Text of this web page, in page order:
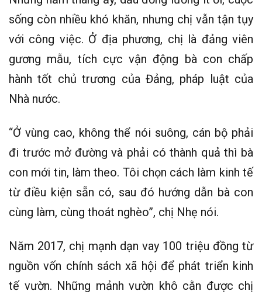
sống còn nhiều khó khăn, nhưng chị vẫn tận tụy
với công việc. Ở địa phương, chị là đảng viên
gương mẫu, tích cực vận động bà con chấp
hành tốt chủ trương của Đảng, pháp luật của
Nhà nước.
“Ở vùng cao, không thể nói suông, cán bộ phải
đi trước mở đường và phải có thành quả thì bà
con mới tin, làm theo. Tôi chọn cách làm kinh tế
từ điều kiện sẵn có, sau đó hướng dẫn bà con
cùng làm, cùng thoát nghèo”, chị Nhẹ nói.
Năm 2017, chị mạnh dạn vay 100 triệu đồng từ
nguồn vốn chính sách xã hội để phát triển kinh
tế vườn. Những mảnh vườn khô cằn được chị